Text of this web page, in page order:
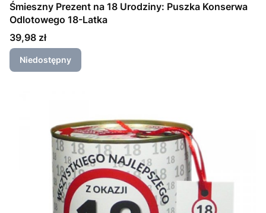
Śmieszny Prezent na 18 Urodziny: Puszka Konserwa
Odlotowego 18-Latka
Cena
39,98 zł
Niedostępny